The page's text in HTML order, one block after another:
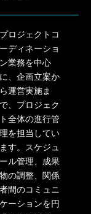
プロジェクトコ
ーディネーショ
ン業務を中心
に、企画立案か
ら運営実施ま
で、プロジェク
ト全体の進行管
理を担当してい
ます。スケジュ
ール管理、成果
物の調整、関係
者間のコミュニ
ケーションを円